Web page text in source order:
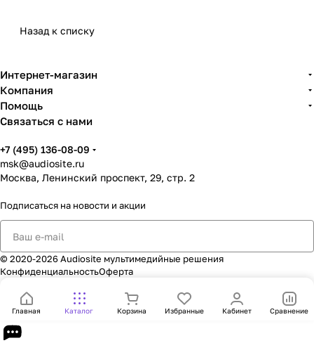
Назад к списку
Интернет-магазин
Компания
Помощь
Связаться с нами
+7 (495) 136-08-09
msk@audiosite.ru
Москва, Ленинский проспект, 29, стр. 2
Подписаться на новости и акции
© 2020-2026 Audiosite мультимедийные решения
КонфиденциальностьОферта
Главная Каталог Корзина Избранные Кабинет Сравнение